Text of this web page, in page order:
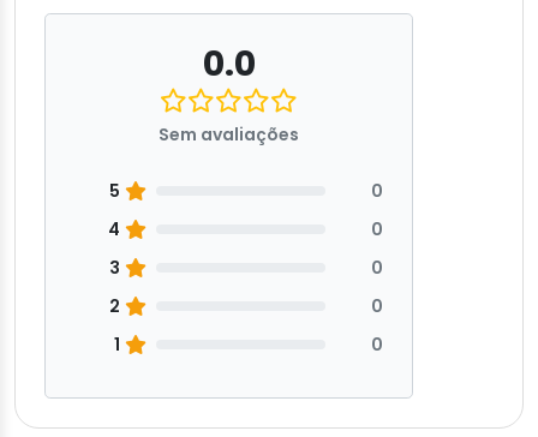
0.0
Sem avaliações
5
0
4
0
3
0
2
0
1
0